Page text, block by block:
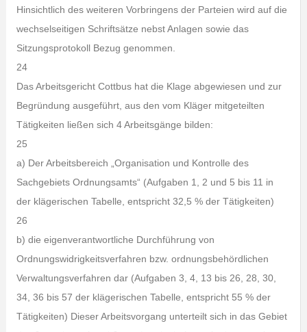
Hinsichtlich des weiteren Vorbringens der Parteien wird auf die
wechselseitigen Schriftsätze nebst Anlagen sowie das
Sitzungsprotokoll Bezug genommen.
24
Das Arbeitsgericht Cottbus hat die Klage abgewiesen und zur
Begründung ausgeführt, aus den vom Kläger mitgeteilten
Tätigkeiten ließen sich 4 Arbeitsgänge bilden:
25
a) Der Arbeitsbereich „Organisation und Kontrolle des
Sachgebiets Ordnungsamts“ (Aufgaben 1, 2 und 5 bis 11 in
der klägerischen Tabelle, entspricht 32,5 % der Tätigkeiten)
26
b) die eigenverantwortliche Durchführung von
Ordnungswidrigkeitsverfahren bzw. ordnungsbehördlichen
Verwaltungsverfahren dar (Aufgaben 3, 4, 13 bis 26, 28, 30,
34, 36 bis 57 der klägerischen Tabelle, entspricht 55 % der
Tätigkeiten) Dieser Arbeitsvorgang unterteilt sich in das Gebiet